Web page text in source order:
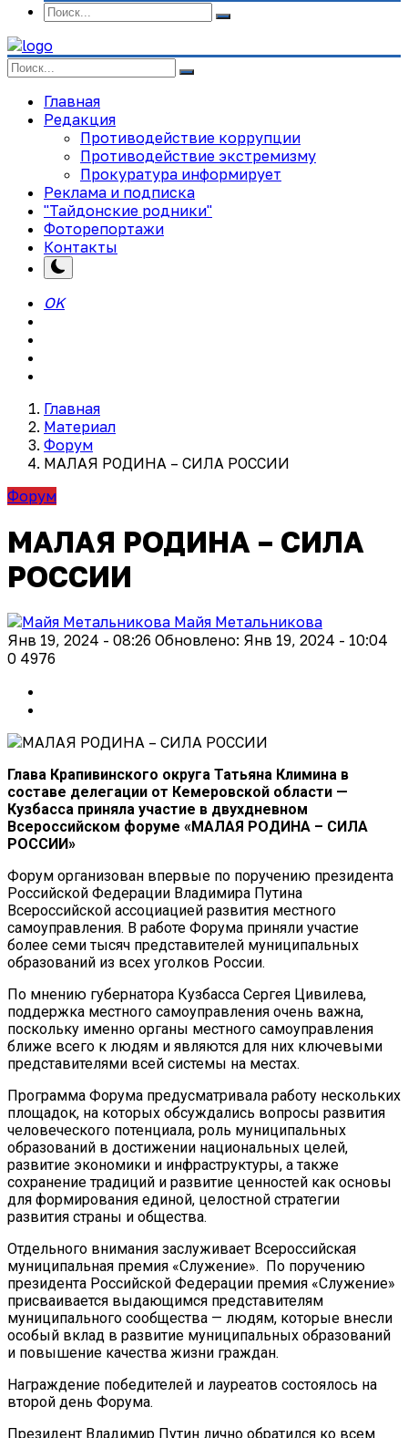
Главная
Редакция
Противодействие коррупции
Противодействие экстремизму
Прокуратура информирует
Реклама и подписка
"Тайдонские родники"
Фоторепортажи
Контакты
OK
Главная
Материал
Форум
МАЛАЯ РОДИНА – СИЛА РОССИИ
Форум
МАЛАЯ РОДИНА – СИЛА
РОССИИ
Майя Метальникова
Янв 19, 2024 - 08:26 Обновлено: Янв 19, 2024 - 10:04
0 4976
Глава Крапивинского округа Татьяна Климина в
составе делегации от Кемеровской области —
Кузбасса приняла участие в двухдневном
Всероссийском форуме «МАЛАЯ РОДИНА – СИЛА
РОССИИ»
Форум организован впервые по поручению президента
Российской Федерации Владимира Путина
Всероссийской ассоциацией развития местного
самоуправления. В работе Форума приняли участие
более семи тысяч представителей муниципальных
образований из всех уголков России.
По мнению губернатора Кузбасса Сергея Цивилева,
поддержка местного самоуправления очень важна,
поскольку именно органы местного самоуправления
ближе всего к людям и являются для них ключевыми
представителями всей системы на местах.
Программа Форума предусматривала работу нескольких
площадок, на которых обсуждались вопросы развития
человеческого потенциала, роль муниципальных
образований в достижении национальных целей,
развитие экономики и инфраструктуры, а также
сохранение традиций и развитие ценностей как основы
для формирования единой, целостной стратегии
развития страны и общества.
Отдельного внимания заслуживает Всероссийская
муниципальная премия «Служение». По поручению
президента Российской Федерации премия «Служение»
присваивается выдающимся представителям
муниципального сообщества — людям, которые внесли
особый вклад в развитие муниципальных образований
и повышение качества жизни граждан.
Награждение победителей и лауреатов состоялось на
второй день Форума.
Президент Владимир Путин лично обратился ко всем